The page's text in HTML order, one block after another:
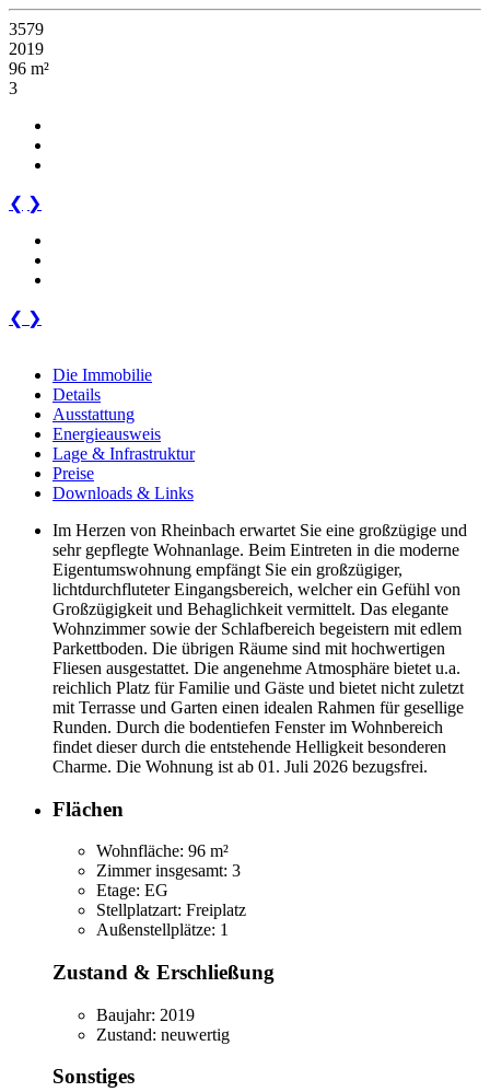
3579
2019
96 m²
3
❮ ❯
❮ ❯
Die Immobilie
Details
Ausstattung
Energieausweis
Lage & Infrastruktur
Preise
Downloads & Links
Im Herzen von Rheinbach erwartet Sie eine großzügige und
sehr gepflegte Wohnanlage. Beim Eintreten in die moderne
Eigentumswohnung empfängt Sie ein großzügiger,
lichtdurchfluteter Eingangsbereich, welcher ein Gefühl von
Großzügigkeit und Behaglichkeit vermittelt. Das elegante
Wohnzimmer sowie der Schlafbereich begeistern mit edlem
Parkettboden. Die übrigen Räume sind mit hochwertigen
Fliesen ausgestattet. Die angenehme Atmosphäre bietet u.a.
reichlich Platz für Familie und Gäste und bietet nicht zuletzt
mit Terrasse und Garten einen idealen Rahmen für gesellige
Runden. Durch die bodentiefen Fenster im Wohnbereich
findet dieser durch die entstehende Helligkeit besonderen
Charme. Die Wohnung ist ab 01. Juli 2026 bezugsfrei.
Flächen
Wohnfläche: 96 m²
Zimmer insgesamt: 3
Etage: EG
Stellplatzart: Freiplatz
Außenstellplätze: 1
Zustand & Erschließung
Baujahr: 2019
Zustand: neuwertig
Sonstiges